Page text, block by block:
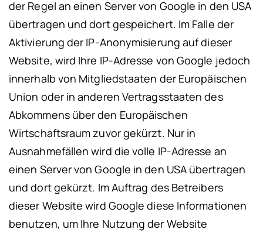
der Regel an einen Server von Google in den USA
übertragen und dort gespeichert. Im Falle der
Aktivierung der IP-Anonymisierung auf dieser
Website, wird Ihre IP-Adresse von Google jedoch
innerhalb von Mitgliedstaaten der Europäischen
Union oder in anderen Vertragsstaaten des
Abkommens über den Europäischen
Wirtschaftsraum zuvor gekürzt. Nur in
Ausnahmefällen wird die volle IP-Adresse an
einen Server von Google in den USA übertragen
und dort gekürzt. Im Auftrag des Betreibers
dieser Website wird Google diese Informationen
benutzen, um Ihre Nutzung der Website